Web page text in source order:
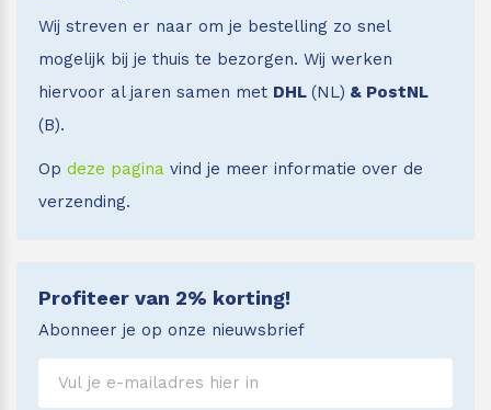
Wij streven er naar om je bestelling zo snel
mogelijk bij je thuis te bezorgen. Wij werken
hiervoor al jaren samen met DHL (NL) & PostNL
(B).
Op deze pagina vind je meer informatie over de
verzending.
Profiteer van 2% korting!
Abonneer je op onze nieuwsbrief